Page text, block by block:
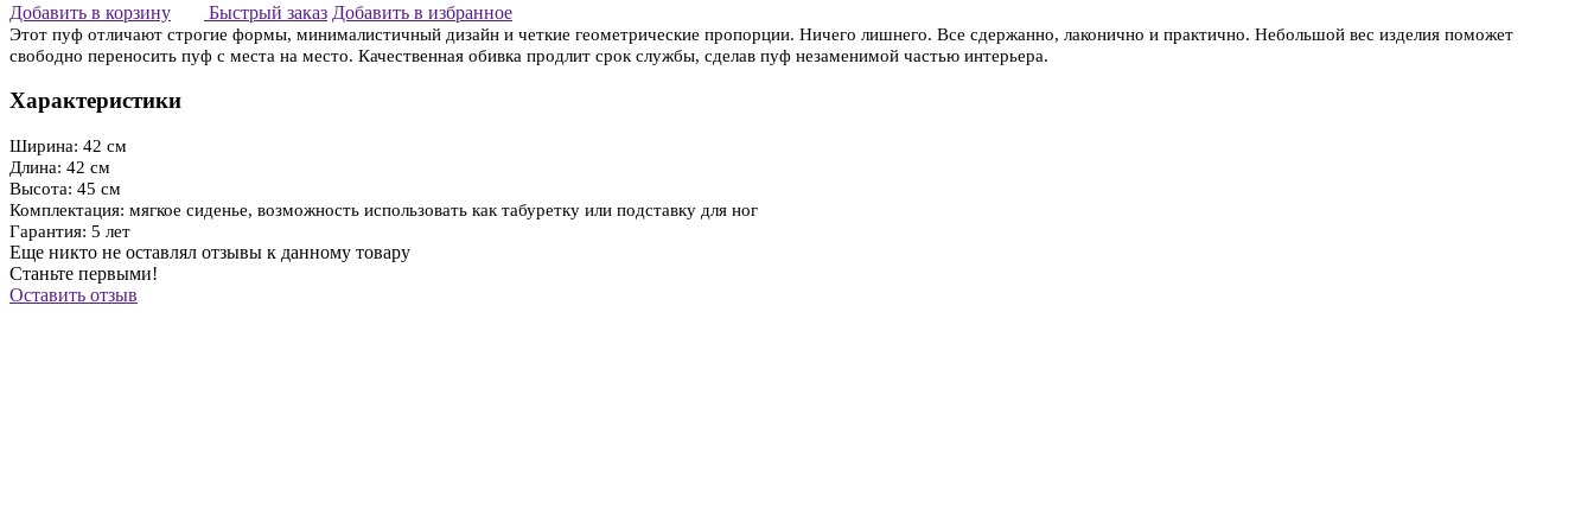
Добавить в корзину
Быстрый заказ Добавить в избранное
Этот пуф отличают строгие формы, минималистичный дизайн и четкие геометрические пропорции. Ничего лишнего. Все сдержанно, лаконично и практично. Небольшой вес изделия поможет
свободно переносить пуф с места на место. Качественная обивка продлит срок службы, сделав пуф незаменимой частью интерьера.
Характеристики
Ширина: 42 см
Длина: 42 см
Высота: 45 см
Комплектация: мягкое сиденье, возможность использовать как табуретку или подставку для ног
Гарантия: 5 лет
Еще никто не оставлял отзывы к данному товару
Станьте первыми!
Оставить отзыв